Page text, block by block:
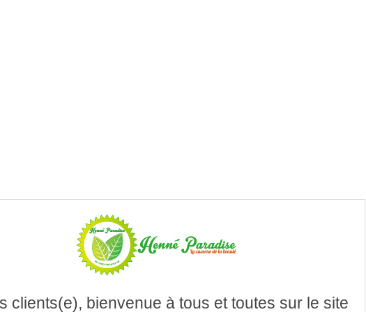
clients(e), bienvenue à tous et toutes sur le site